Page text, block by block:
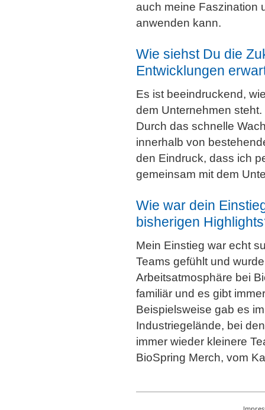
auch meine Faszination
anwenden kann.
Wie siehst Du die
Entwicklungen
Es ist beeindruckend,
dem Unternehmen
Durch das schnelle
innerhalb von
den Eindruck, dass ich
gemeinsam mit dem
Wie war dein
bisherigen
Mein Einstieg war echt
Teams gefühlt und
Arbeitsatmosphäre bei
familiär und es gibt
Beispielsweise gab es
Industriegelände, bei
immer wieder kleinere
BioSpring Merch, vom